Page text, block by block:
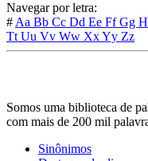
Navegar por letra:
# Aa Bb Cc Dd Ee FfGg
Tt Uu Vv Ww XxYy Zz
Somos uma biblioteca de
com mais de 200 mil
Sinônimos